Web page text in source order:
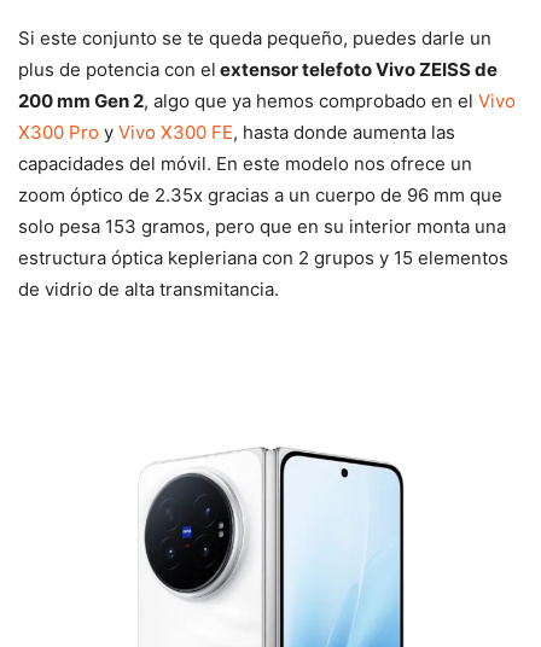
Si este conjunto se te queda pequeño, puedes darle un
plus de potencia con el extensor telefoto Vivo ZEISS de
200 mm Gen 2, algo que ya hemos comprobado en el Vivo
X300 Pro y Vivo X300 FE, hasta donde aumenta las
capacidades del móvil. En este modelo nos ofrece un
zoom óptico de 2.35x gracias a un cuerpo de 96 mm que
solo pesa 153 gramos, pero que en su interior monta una
estructura óptica kepleriana con 2 grupos y 15 elementos
de vidrio de alta transmitancia.